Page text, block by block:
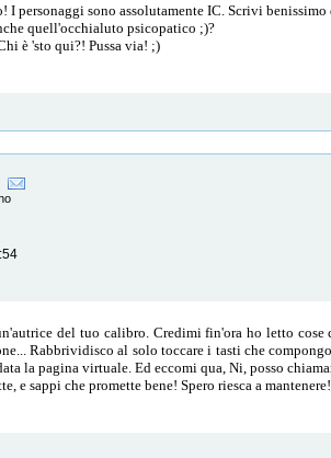
I personaggi sono assolutamente IC. Scrivi
quell'occhialuto psicopatico ;)?
è 'sto qui?! Pussa via! ;)
del tuo calibro. Credimi fin'ora ho letto
Rabbrividisco al solo toccare i tasti che
la pagina virtuale. Ed eccomi qua, Ni, posso
e sappi che promette bene! Spero riesca a